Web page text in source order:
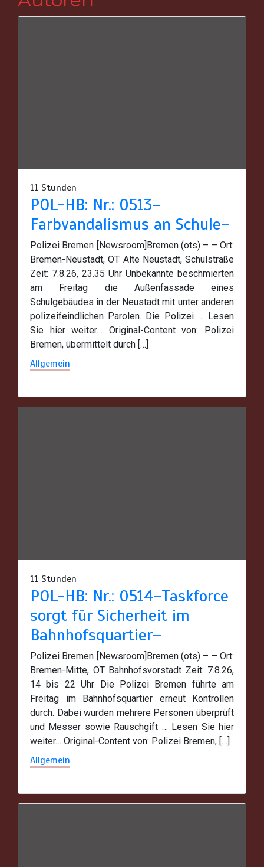
11 Stunden
POL-HB: Nr.: 0513–
Farbvandalismus an Schule–
Polizei Bremen [Newsroom]Bremen (ots) – – Ort:
Bremen-Neustadt, OT Alte Neustadt, Schulstraße
Zeit: 7.8.26, 23.35 Uhr Unbekannte beschmierten
am Freitag die Außenfassade eines
Schulgebäudes in der Neustadt mit unter anderen
polizeifeindlichen Parolen. Die Polizei … Lesen
Sie hier weiter… Original-Content von: Polizei
Bremen, übermittelt durch […]
Allgemein
11 Stunden
POL-HB: Nr.: 0514–Taskforce
sorgt für Sicherheit im
Bahnhofsquartier–
Polizei Bremen [Newsroom]Bremen (ots) – – Ort:
Bremen-Mitte, OT Bahnhofsvorstadt Zeit: 7.8.26,
14 bis 22 Uhr Die Polizei Bremen führte am
Freitag im Bahnhofsquartier erneut Kontrollen
durch. Dabei wurden mehrere Personen überprüft
und Messer sowie Rauschgift … Lesen Sie hier
weiter… Original-Content von: Polizei Bremen, […]
Allgemein